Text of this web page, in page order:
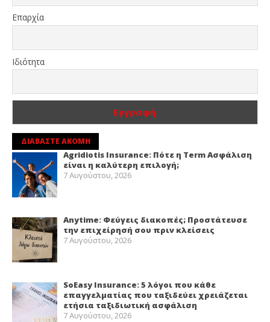
Επαρχία
Ιδιότητα
ΔΙΑΒΑΣΤΕ ΑΚΟΜΗ
Agridiotis Insurance: Πότε η Term Ασφάλιση
είναι η καλύτερη επιλογή;
7 Αυγούστου, 2026
Anytime: Φεύγεις διακοπές; Προστάτευσε
την επιχείρησή σου πριν κλείσεις
7 Αυγούστου, 2026
SoEasy Insurance: 5 λόγοι που κάθε
επαγγελματίας που ταξιδεύει χρειάζεται
ετήσια ταξιδιωτική ασφάλιση
7 Αυγούστου, 2026